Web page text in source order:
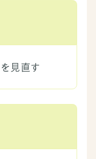
見直す